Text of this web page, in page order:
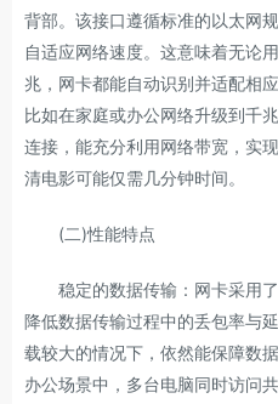
背部。该接口遵循标准的以太网
自适应网络速度。这意味着无论
兆，网卡都能自动识别并适配相
比如在家庭或办公网络升级到千
连接，能充分利用网络带宽，实
清电影可能仅需几分钟时间。
(二)性能特点
稳定的数据传输：网卡采用了
降低数据传输过程中的丢包率与
载较大的情况下，依然能保障数
办公场景中，多台电脑同时访问